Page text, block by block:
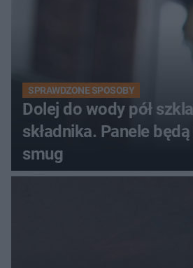
SPRAWDZONE SPOSOBY
Dolej do wody pół
składnika. Panele
smug